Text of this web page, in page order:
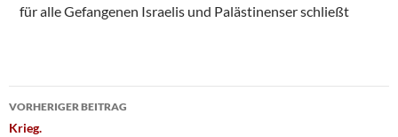
für alle Gefangenen Israelis und Palästinenser schließt
Beitragsnavigation
VORHERIGER BEITRAG
Krieg.